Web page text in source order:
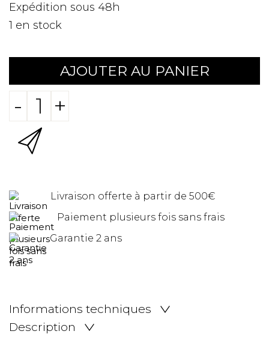
Expédition sous 48h
1 en stock
AJOUTER AU PANIER
- +
Livraison offerte à partir de 500€
Paiement plusieurs fois sans frais
Garantie 2 ans
Informations techniques
Description